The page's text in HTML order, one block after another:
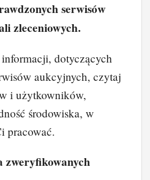
serwisów
zleceniowych.
dotyczących
aukcyjnych, czytaj
i użytkowników,
środowiska, w
pracować.